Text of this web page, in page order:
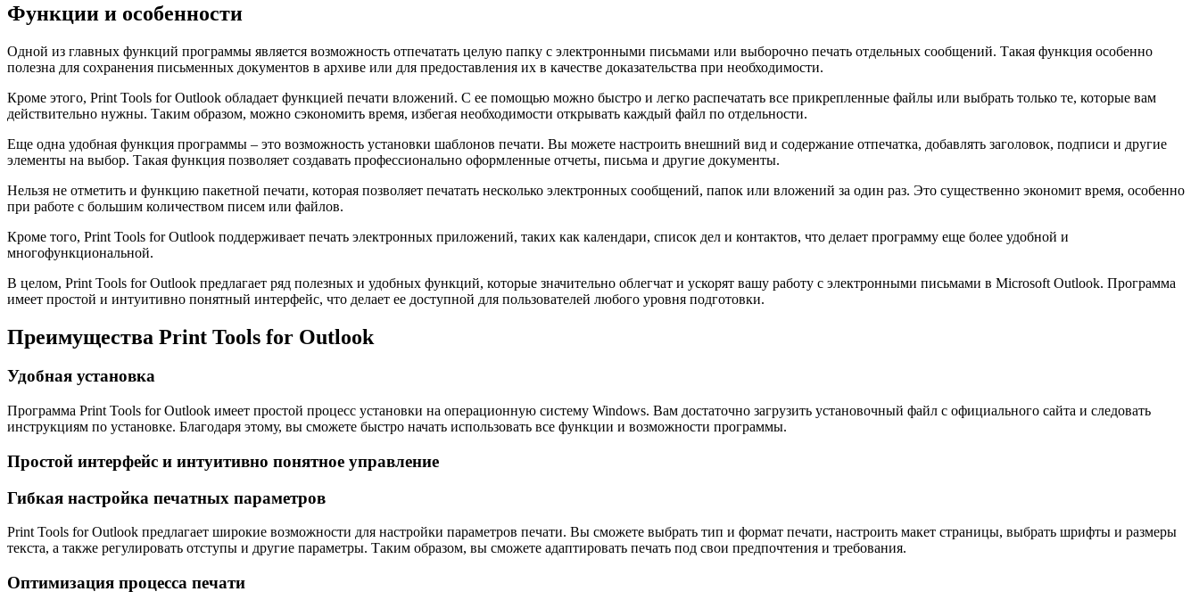
Функции и особенности
Одной из главных функций программы является возможность отпечатать целую папку с электронными письмами или выборочно печать отдельных сообщений. Такая функция особенно
полезна для сохранения письменных документов в архиве или для предоставления их в качестве доказательства при необходимости.
Кроме этого, Print Tools for Outlook обладает функцией печати вложений. С ее помощью можно быстро и легко распечатать все прикрепленные файлы или выбрать только те, которые вам
действительно нужны. Таким образом, можно сэкономить время, избегая необходимости открывать каждый файл по отдельности.
Еще одна удобная функция программы – это возможность установки шаблонов печати. Вы можете настроить внешний вид и содержание отпечатка, добавлять заголовок, подписи и другие
элементы на выбор. Такая функция позволяет создавать профессионально оформленные отчеты, письма и другие документы.
Нельзя не отметить и функцию пакетной печати, которая позволяет печатать несколько электронных сообщений, папок или вложений за один раз. Это существенно экономит время, особенно
при работе с большим количеством писем или файлов.
Кроме того, Print Tools for Outlook поддерживает печать электронных приложений, таких как календари, список дел и контактов, что делает программу еще более удобной и
многофункциональной.
В целом, Print Tools for Outlook предлагает ряд полезных и удобных функций, которые значительно облегчат и ускорят вашу работу с электронными письмами в Microsoft Outlook. Программа
имеет простой и интуитивно понятный интерфейс, что делает ее доступной для пользователей любого уровня подготовки.
Преимущества Print Tools for Outlook
Удобная установка
Программа Print Tools for Outlook имеет простой процесс установки на операционную систему Windows. Вам достаточно загрузить установочный файл с официального сайта и следовать
инструкциям по установке. Благодаря этому, вы сможете быстро начать использовать все функции и возможности программы.
Простой интерфейс и интуитивно понятное управление
Гибкая настройка печатных параметров
Print Tools for Outlook предлагает широкие возможности для настройки параметров печати. Вы сможете выбрать тип и формат печати, настроить макет страницы, выбрать шрифты и размеры
текста, а также регулировать отступы и другие параметры. Таким образом, вы сможете адаптировать печать под свои предпочтения и требования.
Оптимизация процесса печати